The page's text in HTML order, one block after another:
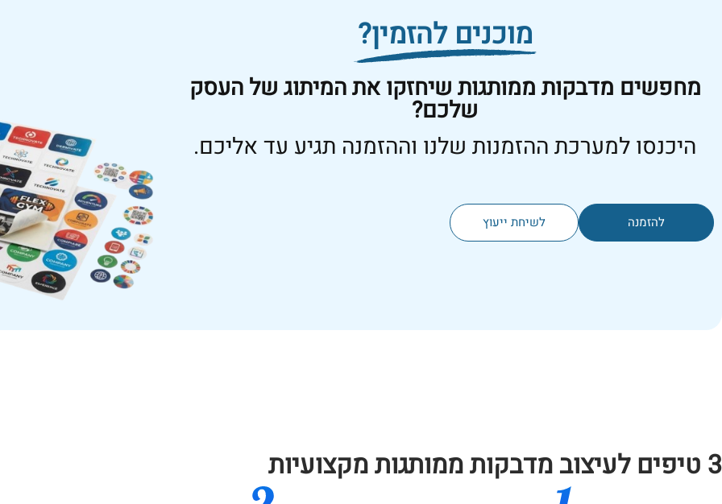
מוכנים להזמין?
מחפשים מדבקות ממותגות שיחזקו את המיתוג של העסק
שלכם?
היכנסו למערכת ההזמנות שלנו וההזמנה תגיע עד אליכם.
להזמנה לשיחת ייעוץ
3 טיפים לעיצוב מדבקות ממותגות מקצועיות